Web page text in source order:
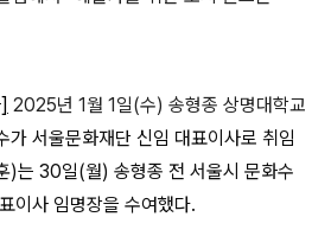
] 2025년 1월 1일(수) 송형종 상명대학교
가 서울문화재단 신임 대표이사로 취임
)는 30일(월) 송형종 전 서울시 문화수
이사 임명장을 수여했다.